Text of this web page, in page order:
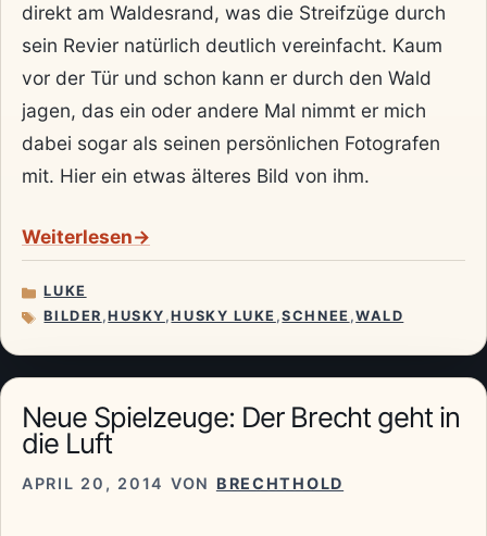
direkt am Waldesrand, was die Streifzüge durch
sein Revier natürlich deutlich vereinfacht. Kaum
vor der Tür und schon kann er durch den Wald
jagen, das ein oder andere Mal nimmt er mich
dabei sogar als seinen persönlichen Fotografen
mit. Hier ein etwas älteres Bild von ihm.
Weiterlesen
KATEGORIEN
LUKE
SCHLAGWÖRTER
BILDER ,HUSKY ,HUSKY LUKE ,SCHNEE ,WALD
Neue Spielzeuge: Der Brecht geht in
die Luft
APRIL 20, 2014 VON BRECHTHOLD